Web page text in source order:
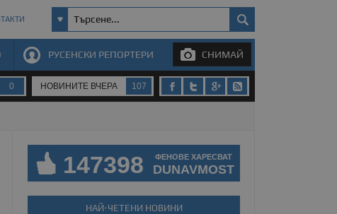
РУСЕНСКИ РЕПОРТЕРИ СНИМАЙ
0 НОВИНИТЕ ВЧЕРА 107
147398 ФЕНОВЕ ХАРЕСВАТ
DUNAVMOST
НАЙ-ЧЕТЕНИ НОВИНИ